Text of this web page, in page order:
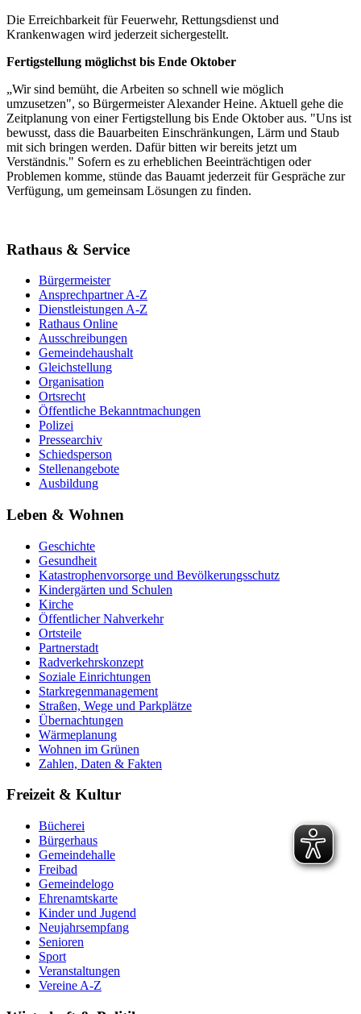
Die Erreichbarkeit für Feuerwehr, Rettungsdienst und
Krankenwagen wird jederzeit sichergestellt.
Fertigstellung möglichst bis Ende Oktober
„Wir sind bemüht, die Arbeiten so schnell wie möglich
umzusetzen", so Bürgermeister Alexander Heine. Aktuell gehe die
Zeitplanung von einer Fertigstellung bis Ende Oktober aus. "Uns ist
bewusst, dass die Bauarbeiten Einschränkungen, Lärm und Staub
mit sich bringen werden. Dafür bitten wir bereits jetzt um
Verständnis." Sofern es zu erheblichen Beeinträchtigen oder
Problemen komme, stünde das Bauamt jederzeit für Gespräche zur
Verfügung, um gemeinsam Lösungen zu finden.
Rathaus & Service
Bürgermeister
Ansprechpartner A-Z
Dienstleistungen A-Z
Rathaus Online
Ausschreibungen
Gemeindehaushalt
Gleichstellung
Organisation
Ortsrecht
Öffentliche Bekanntmachungen
Polizei
Pressearchiv
Schiedsperson
Stellenangebote
Ausbildung
Leben & Wohnen
Geschichte
Gesundheit
Katastrophenvorsorge und Bevölkerungsschutz
Kindergärten und Schulen
Kirche
Öffentlicher Nahverkehr
Ortsteile
Partnerstadt
Radverkehrskonzept
Soziale Einrichtungen
Starkregenmanagement
Straßen, Wege und Parkplätze
Übernachtungen
Wärmeplanung
Wohnen im Grünen
Zahlen, Daten & Fakten
Freizeit & Kultur
Bücherei
Bürgerhaus
Gemeindehalle
Freibad
Gemeindelogo
Ehrenamtskarte
Kinder und Jugend
Neujahrsempfang
Senioren
Sport
Veranstaltungen
Vereine A-Z